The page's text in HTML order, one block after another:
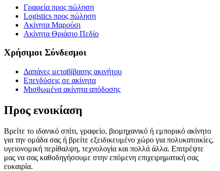
Γραφεία προς πώληση
Logistics προς πώληση
Ακίνητα Μαρούσι
Ακίνητα Θριάσιο Πεδίο
Χρήσιμοι Σύνδεσμοι
Δαπάνες μεταβίβασης ακινήτου
Επενδύσεις σε ακίνητα
Μισθωμένα ακίνητα απόδοσης
Προς ενοικίαση
Βρείτε το ιδανικό σπίτι, γραφείο, βιομηχανικό ή εμπορικό ακίνητο
για την ομάδα σας ή βρείτε εξειδικευμένο χώρο για πολυκατοικίες,
υγειονομική περίθαλψη, τεχνολογία και πολλά άλλα. Επιτρέψτε
μας να σας καθοδηγήσουμε στην επόμενη επιχειρηματική σας
ευκαιρία.